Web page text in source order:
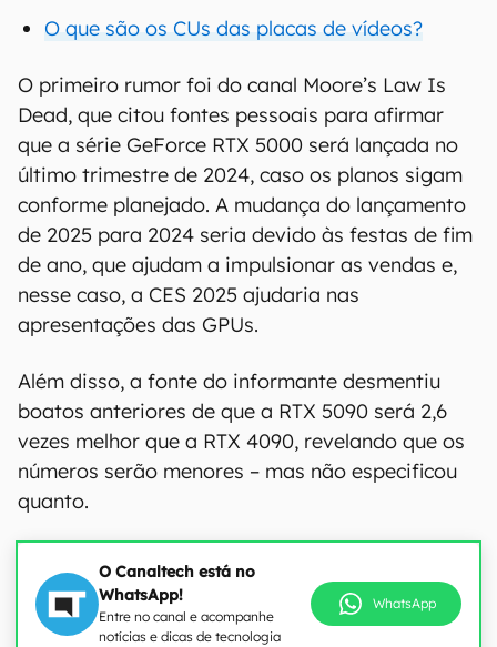
O que são os CUs das placas de vídeos?
O primeiro rumor foi do canal Moore’s Law Is
Dead, que citou fontes pessoais para afirmar
que a série GeForce RTX 5000 será lançada no
último trimestre de 2024, caso os planos sigam
conforme planejado. A mudança do lançamento
de 2025 para 2024 seria devido às festas de fim
de ano, que ajudam a impulsionar as vendas e,
nesse caso, a CES 2025 ajudaria nas
apresentações das GPUs.
Além disso, a fonte do informante desmentiu
boatos anteriores de que a RTX 5090 será 2,6
vezes melhor que a RTX 4090, revelando que os
números serão menores – mas não especificou
quanto.
O Canaltech está no
WhatsApp!
Entre no canal e acompanhe
notícias e dicas de tecnologia
WhatsApp